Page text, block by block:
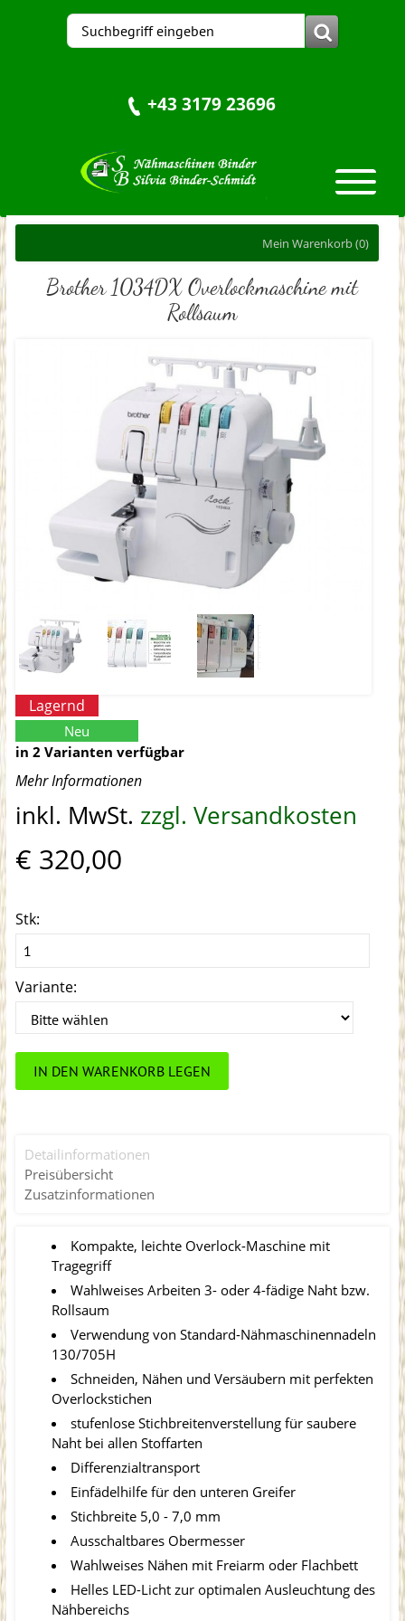
+43 3179 23696
Mein Warenkorb(0)
Brother 1034DX Overlockmaschine mit
Rollsaum
Lagernd
Neu
in 2 Varianten verfügbar
Mehr Informationen
inkl. MwSt. zzgl. Versandkosten
€ 320,00
Stk:
Variante:
IN DEN WARENKORB LEGEN
Detailinformationen
Preisübersicht
Zusatzinformationen
Kompakte, leichte Overlock-Maschine mit
Tragegriff
Wahlweises Arbeiten 3- oder 4-fädige Naht bzw.
Rollsaum
Verwendung von Standard-Nähmaschinennadeln
130/705H
Schneiden, Nähen und Versäubern mit perfekten
Overlockstichen
stufenlose Stichbreitenverstellung für saubere
Naht bei allen Stoffarten
Differenzialtransport
Einfädelhilfe für den unteren Greifer
Stichbreite 5,0 - 7,0 mm
Ausschaltbares Obermesser
Wahlweises Nähen mit Freiarm oder Flachbett
Helles LED-Licht zur optimalen Ausleuchtung des
Nähbereichs